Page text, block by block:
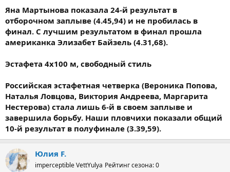
Яна Мартынова показала 24-й результат в
отборочном заплыве (4.45,94) и не пробилась в
финал. С лучшим результатом в финал прошла
американка Элизабет Байзель (4.31,68).
Эстафета 4х100 м, свободный стиль
Российская эстафетная четверка (Вероника Попова,
Наталья Ловцова, Виктория Андреева, Маргарита
Нестерова) стала лишь 6-й в своем заплыве и
завершила борьбу. Наши пловчихи показали общий
10-й результат в полуфинале (3.39,59).
Юлия F.
imperceptible VettYulya Рейтинг сезона: 0